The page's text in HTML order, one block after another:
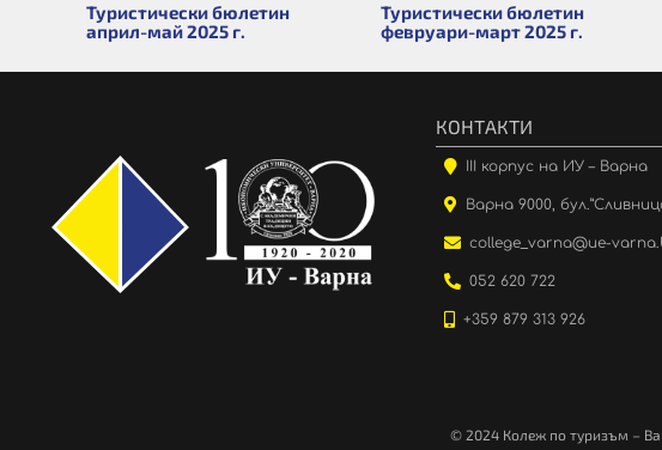
Туристически бюлетин
април-май 2025 г.
Туристически бюлетин
февруари-март 2025 г.
КОНТАКТИ
III корпус на ИУ – Варна
Варна 9000,
college_varna@ue-
052 620 722
+359 879 313 926
© 2024 Колеж по туризъм –